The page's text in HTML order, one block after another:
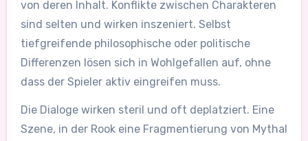
von deren Inhalt. Konflikte zwischen Charakteren
sind selten und wirken inszeniert. Selbst
tiefgreifende philosophische oder politische
Differenzen lösen sich in Wohlgefallen auf, ohne
dass der Spieler aktiv eingreifen muss.
Die Dialoge wirken steril und oft deplatziert. Eine
Szene, in der Rook eine Fragmentierung von Mythal